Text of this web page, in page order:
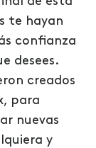
te hayan
confianza
desees.
creados
para
nuevas
y